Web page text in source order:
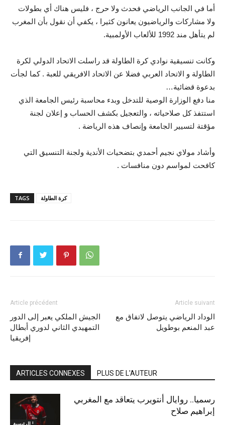
أما في الجانب الرياضي فحدث ولا حرج ، فليس هناك أي بطولات
ولا مشاركات والرياضيون يعانون كثيرا ، يكفي أن نقول بأن المغرب
لم يتأهل مند 1992 للألعاب الأولمبية.
وكانت تنسيقية نوادي كرة الطاولة قد راسلت الاتحاد الدولي لكرة
الطاولة و الاتحاد العربي فضلا عن الاتحاد الافريقي للعبة . كما لجأت
بدعوة قضائية…
منا دفع الوزارة الوصية للتدخل وبدء محاسبة رئيس الجامعة الذي
استتفذ كل صلاحياته ، والتعجيل بكشف الحساب و إعلان لجنة
مؤقتة لتسيير الجامعة وإنصاف هذه الرياضة .
وأشاد مولاي نجيم أحمدي بتضحيات الأندية ولجنة التنسيق التي
كافحت لمواسم دون منافسات .
TAGS كرة الطاولة
Article précédent
الجيش الملكي يعبر إلى الدور
التمهيدي الثاني لدوري أبطال
إفريقيا
Article suivant
الوداد الرياضي يتوصل لاتفاق مع
عبد المنعم بوطويل
ARTICLES CONNEXES PLUS DE L'AUTEUR
رسميا.. روايال أنتويرب يتعاقد مع المغربي
إبراهيم صلاح